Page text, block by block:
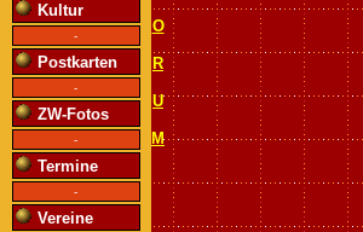
Kultur
-
Postkarten
-
ZW-Fotos
-
Termine
-
Vereine
O
R
U
M